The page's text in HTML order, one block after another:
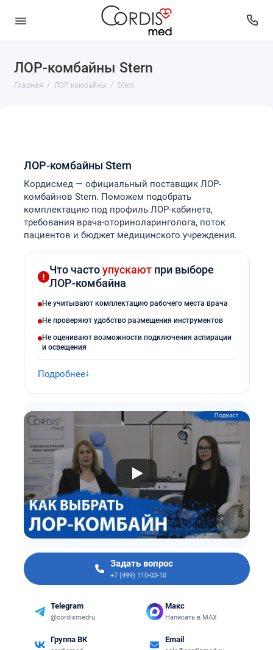
ЛОР-комбайны Stern
Главная ЛОР комбайны Stern
ATMOS
MS Westfalia
Otopront
Клевер
НПК Азимут
Элема-Н
Dixion
Zerts
ЛОР-комбайны Stern
Кордисмед — официальный поставщик ЛОР-
комбайнов Stern. Поможем подобрать
комплектацию под профиль ЛОР-кабинета,
требования врача-оториноларинголога, поток
пациентов и бюджет медицинского учреждения.
Что частоупускаютпри выборе
ЛОР-комбайна
Не учитывают комплектацию рабочего места врача
Не проверяют удобство размещения инструментов
Не оценивают возможности подключения аспирации
и освещения
Подробнее
Задать вопрос
+7 (499) 110-03-10
Telegram
@cordismedru
Макс
Написать в MAX
Группа ВК Email